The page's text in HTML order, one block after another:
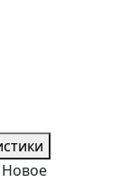
Новое